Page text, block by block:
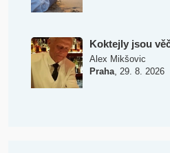
Koktejly jsou
Alex Mikšovic
Praha, 29. 8. 2026